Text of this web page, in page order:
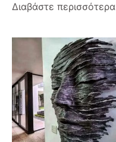
Διαβάστε περισσότερα